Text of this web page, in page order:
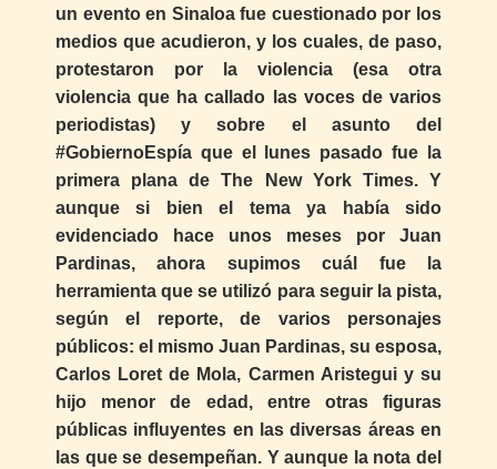
un evento en Sinaloa fue cuestionado por los
medios que acudieron, y los cuales, de paso,
protestaron por la violencia (esa otra
violencia que ha callado las voces de varios
periodistas) y sobre el asunto del
#GobiernoEspía que el lunes pasado fue la
primera plana de The New York Times. Y
aunque si bien el tema ya había sido
evidenciado hace unos meses por Juan
Pardinas, ahora supimos cuál fue la
herramienta que se utilizó para seguir la pista,
según el reporte, de varios personajes
públicos: el mismo Juan Pardinas, su esposa,
Carlos Loret de Mola, Carmen Aristegui y su
hijo menor de edad, entre otras figuras
públicas influyentes en las diversas áreas en
las que se desempeñan. Y aunque la nota del